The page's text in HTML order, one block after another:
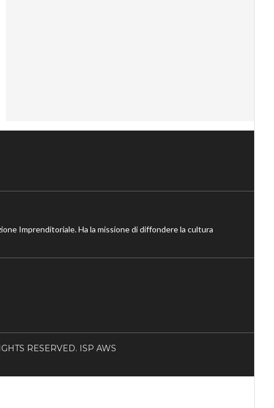
Imprenditoriale. Ha la missione di diffondere la cultura
RESERVED. ISP AWS